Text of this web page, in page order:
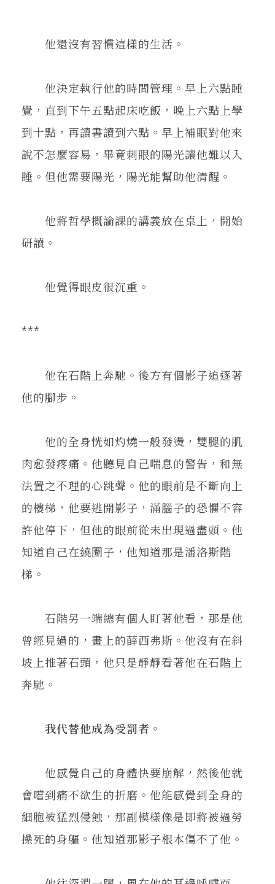
他還沒有習慣這樣的生活。
他決定執行他的時間管理。早上六點睡
覺，直到下午五點起床吃飯，晚上六點上學
到十點，再讀書讀到六點。早上補眠對他來
說不怎麼容易，畢竟刺眼的陽光讓他難以入
睡。但他需要陽光，陽光能幫助他清醒。
他將哲學概論課的講義放在桌上，開始
研讀。
他覺得眼皮很沉重。
***
他在石階上奔馳。後方有個影子追逐著
他的腳步。
他的全身恍如灼燒一般發燙，雙腿的肌
肉愈發疼痛。他聽見自己喘息的警告，和無
法置之不理的心跳聲。他的眼前是不斷向上
的樓梯，他要逃開影子，滿腦子的恐懼不容
許他停下，但他的眼前從未出現過盡頭。他
知道自己在繞圈子，他知道那是潘洛斯階
梯。
石階另一端總有個人盯著他看，那是他
曾經見過的，畫上的薛西弗斯。他沒有在斜
坡上推著石頭，他只是靜靜看著他在石階上
奔馳。
我代替他成為受罰者。
他感覺自己的身體快要崩解，然後他就
會嚐到痛不欲生的折磨。他能感覺到全身的
細胞被猛烈侵蝕，那副模樣像是即將被過勞
操死的身軀。他知道那影子根本傷不了他。